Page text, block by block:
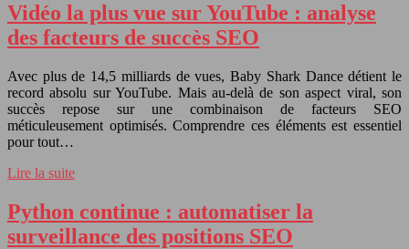
Vidéo la plus vue sur YouTube : analyse
des facteurs de succès SEO
Avec plus de 14,5 milliards de vues, Baby Shark Dance détient le
record absolu sur YouTube. Mais au-delà de son aspect viral, son
succès repose sur une combinaison de facteurs SEO
méticuleusement optimisés. Comprendre ces éléments est essentiel
pour tout…
Lire la suite
Python continue : automatiser la
surveillance des positions SEO